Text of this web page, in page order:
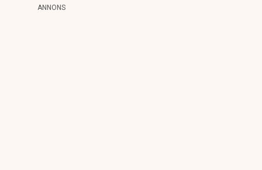
ANNONS